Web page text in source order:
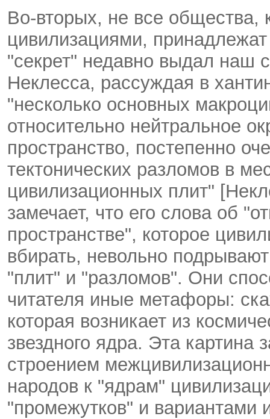
Во-вторых, не все общества,
цивилизациями,
"секрет" недавно выдал наш
Неклесса, рассуждая в
"несколько основных
относительно нейтральное
пространство, постепенно
тектонических разломов в
цивилизационных плит"
замечает, что его слова об
пространстве", которое
вбирать, невольно
"плит" и "разломов". Они
читателя иные метафоры:
которая возникает из
звездного ядра. Эта картина
строением
народов к "ядрам"
"промежутков" и вариантами